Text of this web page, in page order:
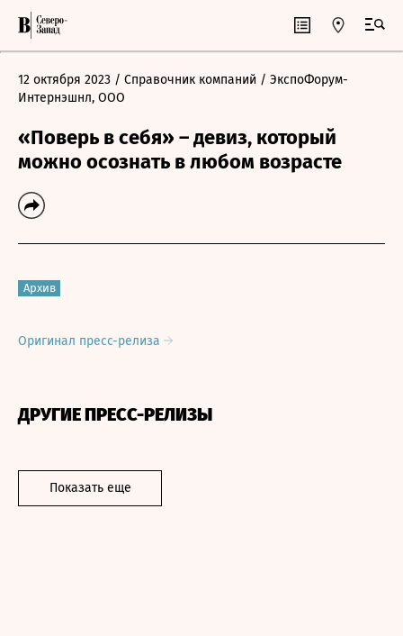
12 октября 2023 / Справочник компаний / ЭкспоФорум-
Интернэшнл, ООО
«Поверь в себя» – девиз, который
можно осознать в любом возрасте
Архив
Оригинал пресс-релиза
ДРУГИЕ ПРЕСС-РЕЛИЗЫ
Показать еще